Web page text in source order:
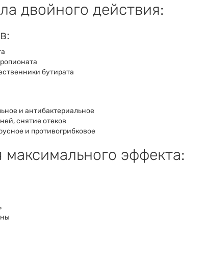
двойного действия:
бутирата
и антибактериальное
снятие отеков
и противогрибковое
эффекта: